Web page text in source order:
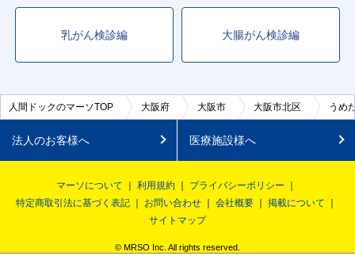
乳がん検診編 大腸がん検診編
人間ドックのマーソTOP 大阪府 大阪市 大阪市北区 うめ
法人のお客様へ 医療施設様へ
マーソについて 利用規約
プライバシーポリシー
特定商取引法に基づく表記
お問い合わせ 会社概要
掲載について
サイトマップ
© MRSO Inc. All rights reserved.